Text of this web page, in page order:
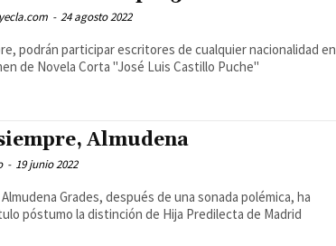
- 24 agosto 2022
podrán participar escritores de cualquier nacionalidad en
de Novela Corta "José Luis Castillo Puche"
Almudena
- 19 junio 2022
Grades, después de una sonada polémica, ha
póstumo la distinción de Hija Predilecta de Madrid